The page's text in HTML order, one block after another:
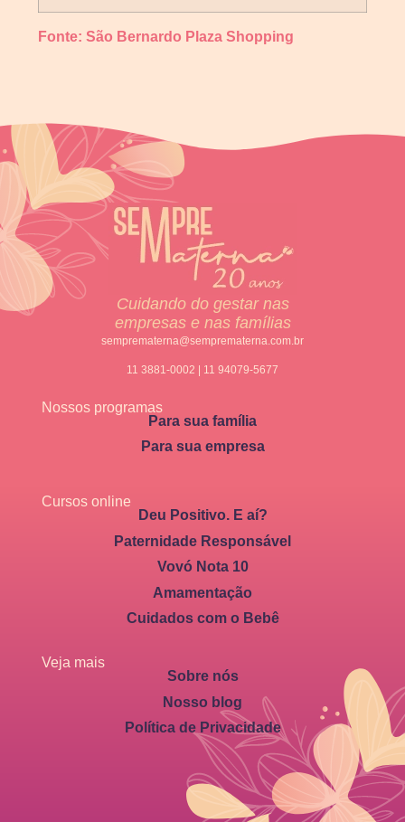
Fonte: São Bernardo Plaza Shopping
Cuidando do gestar nas
empresas e nas famílias
semprematerna@semprematerna.com.br
11 3881-0002 | 11 94079-5677
Nossos programas
Para sua família
Para sua empresa
Cursos online
Deu Positivo. E aí?
Paternidade Responsável
Vovó Nota 10
Amamentação
Cuidados com o Bebê
Veja mais
Sobre nós
Nosso blog
Política de Privacidade